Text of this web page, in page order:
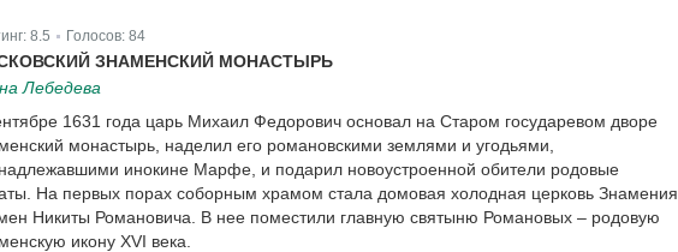
8.5 | Голосов: 84
ЗНАМЕНСКИЙ МОНАСТЫРЬ
Лебедева
1631 года царь Михаил Федорович основал на Старом государевом дворе
монастырь, наделил его романовскими землями и угодьями,
инокине Марфе, и подарил новоустроенной обители родовые
На первых порах соборным храмом стала домовая холодная церковь Знамения
Никиты Романовича. В нее поместили главную святыню Романовых – родовую
икону XVI века.